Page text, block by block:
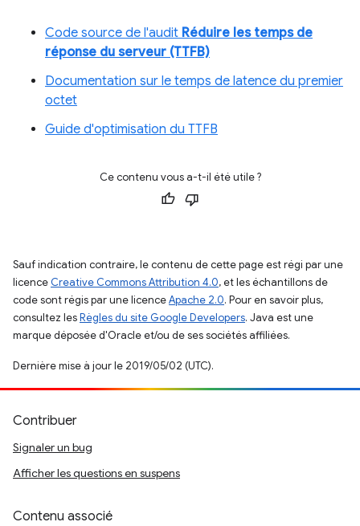
Code source de l'audit Réduire les temps de
réponse du serveur (TTFB)
Documentation sur le temps de latence du premier
octet
Guide d'optimisation du TTFB
Ce contenu vous a-t-il été utile ?
Sauf indication contraire, le contenu de cette page est régi par une
licence Creative Commons Attribution 4.0, et les échantillons de
code sont régis par une licenceApache 2.0. Pour en savoir plus,
consultez lesRègles du site Google Developers. Java est une
marque déposée d'Oracle et/ou de ses sociétés affiliées.
Dernière mise à jour le 2019/05/02 (UTC).
Contribuer
Signaler un bug
Afficher les questions en suspens
Contenu associé